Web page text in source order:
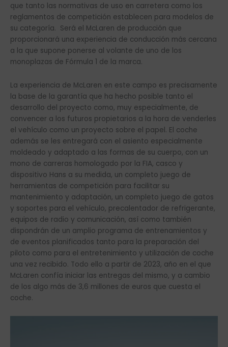
que tanto las normativas de uso en carretera como los
reglamentos de competición establecen para modelos de
su categoría. Será el McLaren de producción que
proporcionará una experiencia de conducción más cercana
a la que supone ponerse al volante de uno de los
monoplazas de Fórmula 1 de la marca.
La experiencia de McLaren en este campo es precisamente
la base de la garantía que ha hecho posible tanto el
desarrollo del proyecto como, muy especialmente, de
convencer a los futuros propietarios a la hora de venderles
el vehículo como un proyecto sobre el papel. El coche
además se les entregará con el asiento especialmente
moldeado y adaptado a las formas de su cuerpo, con un
mono de carreras homologado por la FIA, casco y
dispositivo Hans a su medida, un completo juego de
herramientas de competición para facilitar su
mantenimiento y adaptación, un completo juego de gatos
y soportes para el vehículo, precalentador de refrigerante,
equipos de radio y comunicación, así como también
dispondrán de un amplio programa de entrenamientos y
de eventos planificados tanto para la preparación del
piloto como para el entretenimiento y utilización de coche
una vez recibido. Todo ello a partir de 2023, año en el que
McLaren confía iniciar las entregas del mismo, y a cambio
de los algo más de 3,6 millones de euros que cuesta el
coche.